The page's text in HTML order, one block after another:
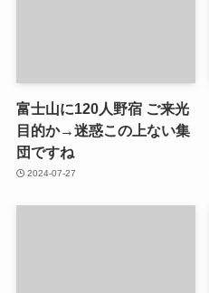
富士山に120人野宿 ご来光
目的か→迷惑この上ない集
団ですね
2024-07-27